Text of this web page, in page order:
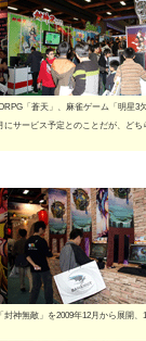
「蒼天」、麻雀ゲーム「明星3
にサービス予定とのことだが、どち
神無敵」を2009年12月から展開、